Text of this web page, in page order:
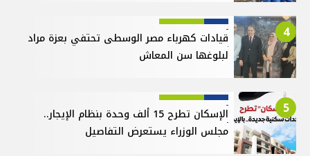
4
قيادات كهرباء مصر الوسطى تحتفي بعزة مراد
لبلوغها سن المعاش
5
الإسكان تطرح 15 ألف وحدة بنظام الإيجار..
مجلس الوزراء يستعرض التفاصيل